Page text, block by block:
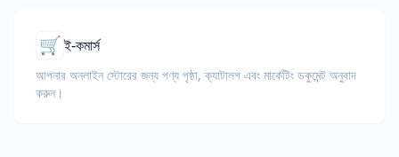
🛒ই-কমার্স
আপনার অনলাইন স্টোরের জন্য পণ্য পৃষ্ঠা, ক্যাটালগ এবং মার্কেটিং ডকুমেন্ট অনুবাদ
করুন।